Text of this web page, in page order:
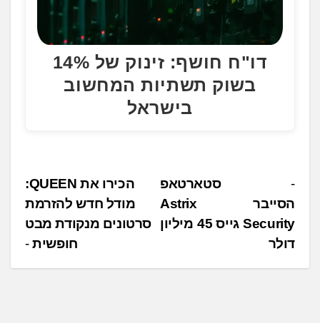
דו"ח חושף: זינוק של 14%
בשוק תשתיות המחשוב
בישראל
נ
י
ו
הכירו את QUEEN:
מודל חדש להזרמת
סרטונים מנקודת מבט
חופשית
סטארטאפ
הסייבר Astrix
Security גייס 45 מיליון
דולר